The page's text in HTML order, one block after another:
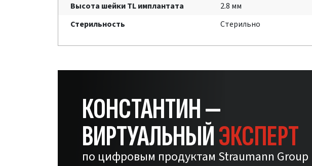
Высота шейки TL имплантата
2.8 мм
Стерильность
Стерильно
КОНСТАНТИН —
ВИРТУАЛЬНЫЙЭКСПЕРТ
по цифровым продуктам Straumann Group